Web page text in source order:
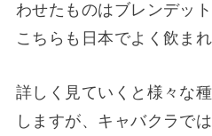
わせたものはブレンデッ
こちらも日本でよく飲まれ
詳しく見ていくと様々な
しますが、キャバクラで